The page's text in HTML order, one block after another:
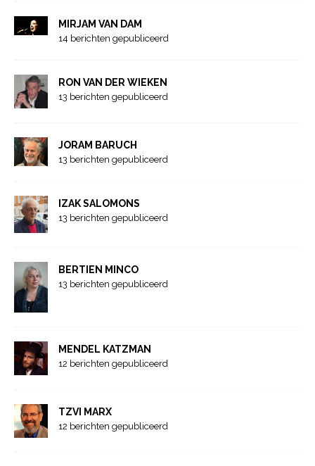
MIRJAM VAN DAM
14 berichten gepubliceerd
RON VAN DER WIEKEN
13 berichten gepubliceerd
JORAM BARUCH
13 berichten gepubliceerd
IZAK SALOMONS
13 berichten gepubliceerd
BERTIEN MINCO
13 berichten gepubliceerd
MENDEL KATZMAN
12 berichten gepubliceerd
TZVI MARX
12 berichten gepubliceerd